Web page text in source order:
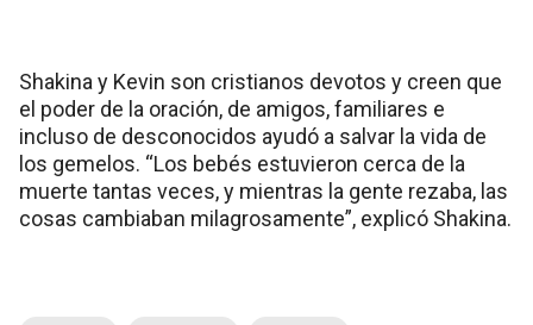
Shakina y Kevin son cristianos devotos y creen que
el poder de la oración, de amigos, familiares e
incluso de desconocidos ayudó a salvar la vida de
los gemelos. “Los bebés estuvieron cerca de la
muerte tantas veces, y mientras la gente rezaba, las
cosas cambiaban milagrosamente”, explicó Shakina.